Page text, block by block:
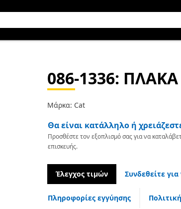
086-1336: ΠΛΑΚΑ
Μάρκα: Cat
Θα είναι κατάλληλο ή
Προσθέστε τον εξοπλισμό σας για να
επισκευής.
Έλεγχος τιμών Συνδεθείτε
Πληροφορίες εγγύησης